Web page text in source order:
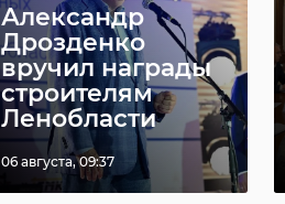
Александр
Дрозденко
вручил награды
строителям
Ленобласти
06 августа, 09:37